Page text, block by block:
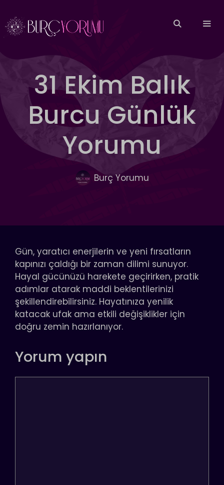
atla
31 Ekim Balık
Burcu Günlük
Yorumu
Burç Yorumu
Gün, yaratıcı enerjilerin ve yeni fırsatların
kapınızı çaldığı bir zaman dilimi sunuyor.
Hayal gücünüzü harekete geçirirken, pratik
adımlar atarak maddi beklentilerinizi
şekillendirebilirsiniz. Hayatınıza yenilik
katacak ufak ama etkili değişiklikler için
doğru zemin hazırlanıyor.
Yorum yapın